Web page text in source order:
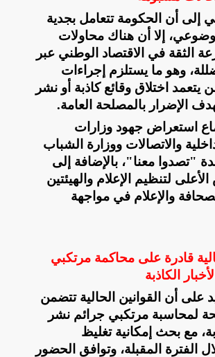
إلى أن الحكومة تتعامل بجدية
إلا أن هناك محاولات
الثقة في الاقتصاد الوطني عبر
وهو ما يستلزم إجراءات
اختلاق وقائع كاذبة أو نشر
الإضرار بالمصلحة العامة.
استعراض جهود وزارات
والاتصالات ووزارة الشباب
"تصدوا معنا"، بالإضافة إلى
لتنظيم الإعلام والهيئتين
والإعلام في مواجهة
قادرة على محاكمة مرتكبي
الكاذبة
على أن القوانين الحالية تتضمن
لمحاسبة مرتكبي جرائم نشر
مع بحث إمكانية تغليظ
الفترة المقبلة، وتوافق الحضور